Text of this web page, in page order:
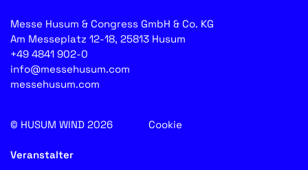
Messe Husum & Congress GmbH & Co. KG
Am Messeplatz 12-18, 25813 Husum
+49 4841 902-0
info@messehusum.com
messehusum.com
© HUSUM WIND 2026 Cookie
Veranstalter